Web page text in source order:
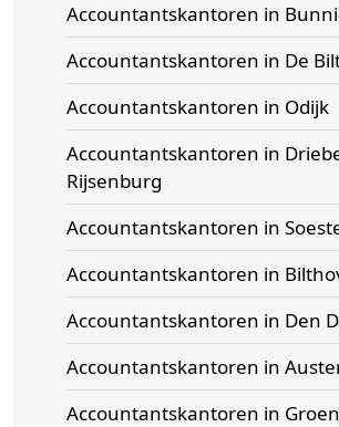
Accountantskantoren in
Accountantskantoren in De
Accountantskantoren in Odijk
Accountantskantoren in
Rijsenburg
Accountantskantoren in
Accountantskantoren in
Accountantskantoren in Den
Accountantskantoren in
Accountantskantoren in